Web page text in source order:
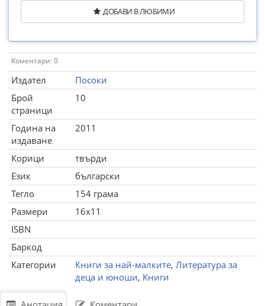
ДОБАВИ В ЛЮБИМИ
Коментари: 0
Издател
Посоки
Брой
страници
10
Година на
издаване
2011
Корици
твърди
Език
български
Тегло
154 грама
Размери
16x11
ISBN
Баркод
Категории
Книги за най-малките, Литература за
деца и юноши, Книги